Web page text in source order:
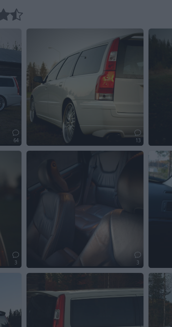
64 13
3 3